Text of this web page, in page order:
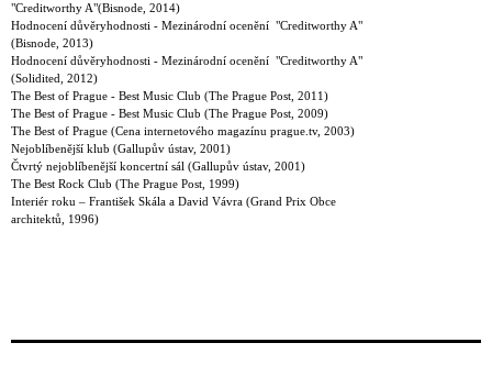
"Creditworthy A"(Bisnode, 2014)
Hodnocení důvěryhodnosti - Mezinárodní ocenění "Creditworthy A"
(Bisnode, 2013)
Hodnocení důvěryhodnosti - Mezinárodní ocenění "Creditworthy A"
(Solidited, 2012)
The Best of Prague - Best Music Club (The Prague Post, 2011)
The Best of Prague - Best Music Club (The Prague Post, 2009)
The Best of Prague (Cena internetového magazínu prague.tv, 2003)
Nejoblíbenější klub (Gallupův ústav, 2001)
Čtvrtý nejoblíbenější koncertní sál (Gallupův ústav, 2001)
The Best Rock Club (The Prague Post, 1999)
Interiér roku – František Skála a David Vávra (Grand Prix Obce
architektů, 1996)